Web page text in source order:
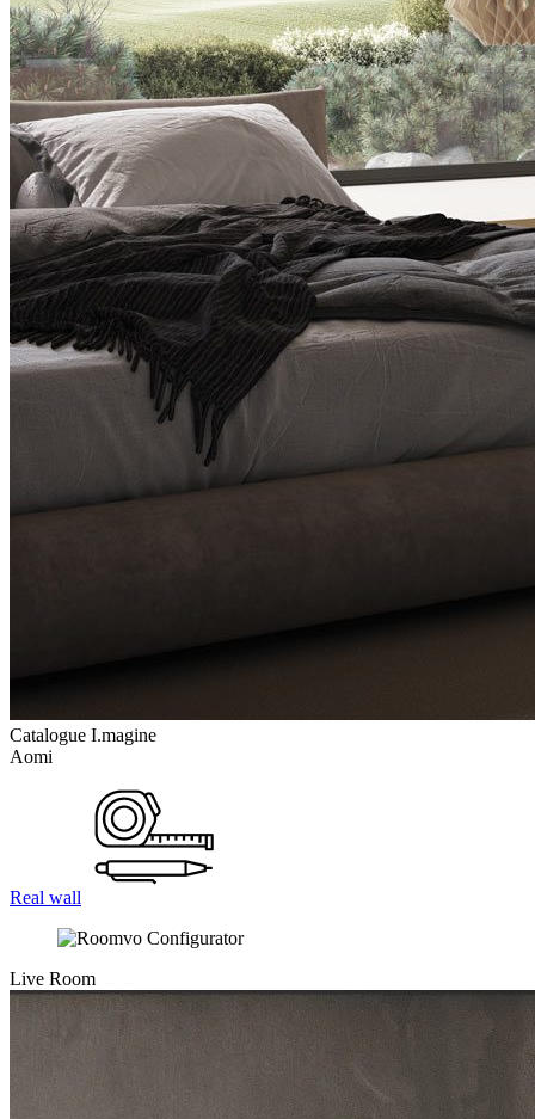
Catalogue I.magine
Aomi
Real wall
Live Room